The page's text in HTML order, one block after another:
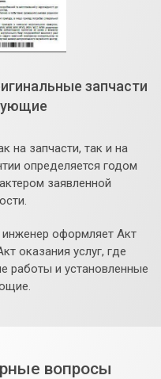
запчасти
на запчасти, так и на
определяется годом
заявленной
оформляет Акт
оказания услуг, где
работы и установленные
вопросы